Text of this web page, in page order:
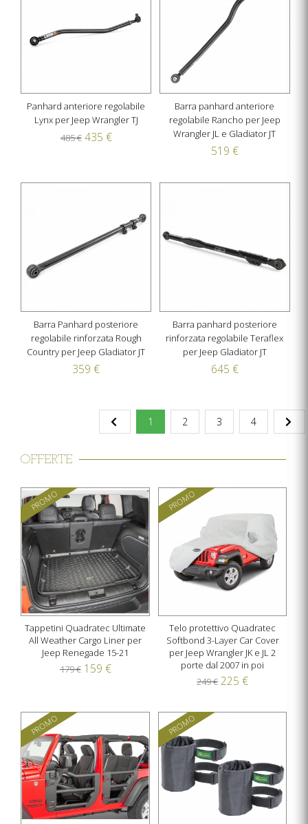
Panhard anteriore regolabile
Lynx per Jeep Wrangler TJ
485 € 435 €
Barra panhard anteriore
regolabile Rancho per Jeep
Wrangler JL e Gladiator JT
519 €
Barra Panhard posteriore
regolabile rinforzata Rough
Country per Jeep Gladiator JT
359 €
Barra panhard posteriore
rinforzata regolabile Teraflex
per Jeep Gladiator JT
645 €
1 2 3 4
OFFERTE
PROMO
Tappetini Quadratec Ultimate
All Weather Cargo Liner per
Jeep Renegade 15-21
179 € 159 €
PROMO
Telo protettivo Quadratec
Softbond 3-Layer Car Cover
per Jeep Wrangler JK e JL 2
porte dal 2007 in poi
249 € 225 €
PROMO PROMO